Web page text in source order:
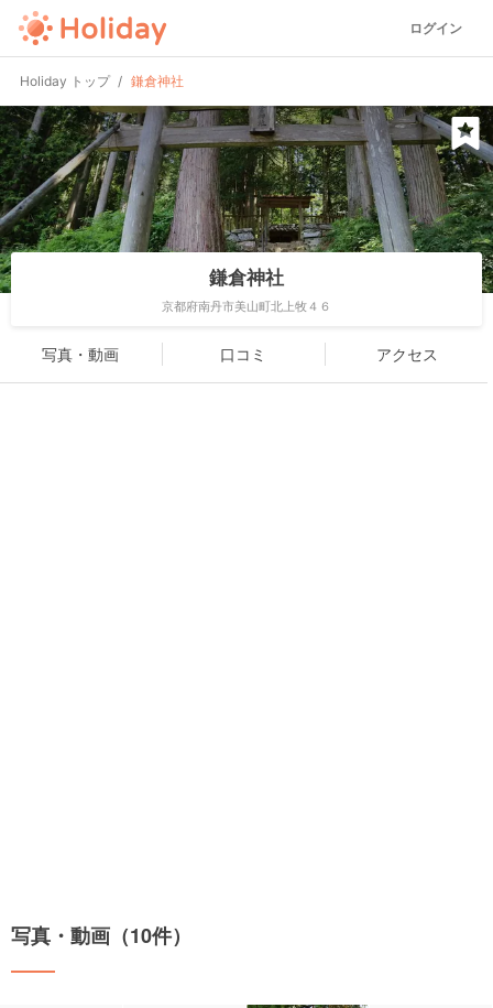
ログイン
Holiday トップ 鎌倉神社
鎌倉神社
京都府南丹市美山町北上牧４６
写真・動画 口コミ アクセス
写真・動画（10件）